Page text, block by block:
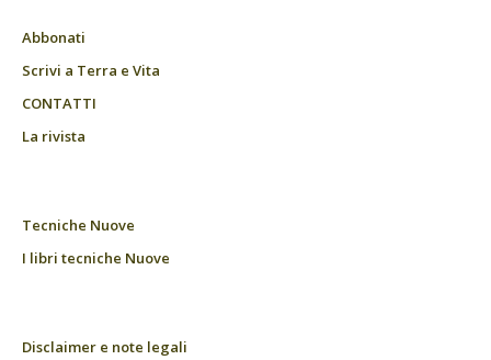
Abbonati
Scrivi a Terra e Vita
CONTATTI
La rivista
Tecniche Nuove
I libri tecniche Nuove
Disclaimer e note legali